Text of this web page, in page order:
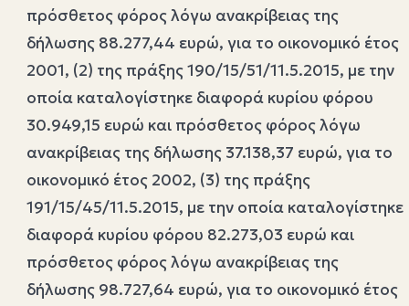
πρόσθετος φόρος λόγω ανακρίβειας της
δήλωσης 88.277,44 ευρώ, για το οικονομικό έτος
2001, (2) της πράξης 190/15/51/11.5.2015, με την
οποία καταλογίστηκε διαφορά κυρίου φόρου
30.949,15 ευρώ και πρόσθετος φόρος λόγω
ανακρίβειας της δήλωσης 37.138,37 ευρώ, για το
οικονομικό έτος 2002, (3) της πράξης
191/15/45/11.5.2015, με την οποία καταλογίστηκε
διαφορά κυρίου φόρου 82.273,03 ευρώ και
πρόσθετος φόρος λόγω ανακρίβειας της
δήλωσης 98.727,64 ευρώ, για το οικονομικό έτος